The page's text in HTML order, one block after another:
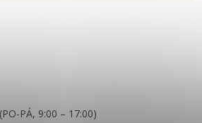
PÁ, 9:00 – 17:00)